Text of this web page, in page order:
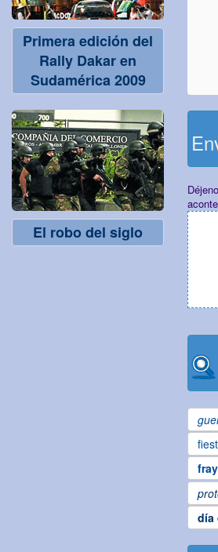
Primera edición del
Rally Dakar en
Sudamérica 2009
El robo del siglo
día